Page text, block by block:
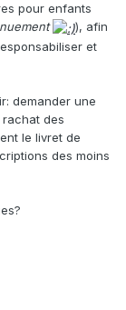
pour enfants
), afin
et
demander une
rachat des
le livret de
des moins